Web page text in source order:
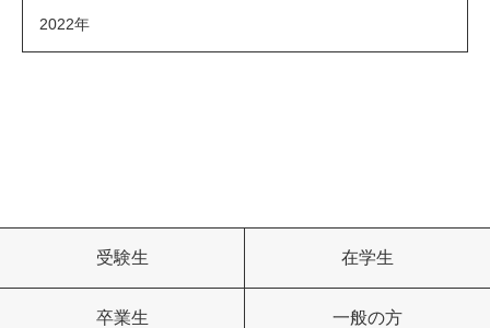
2022年
受験生 在学生
卒業生 一般の方